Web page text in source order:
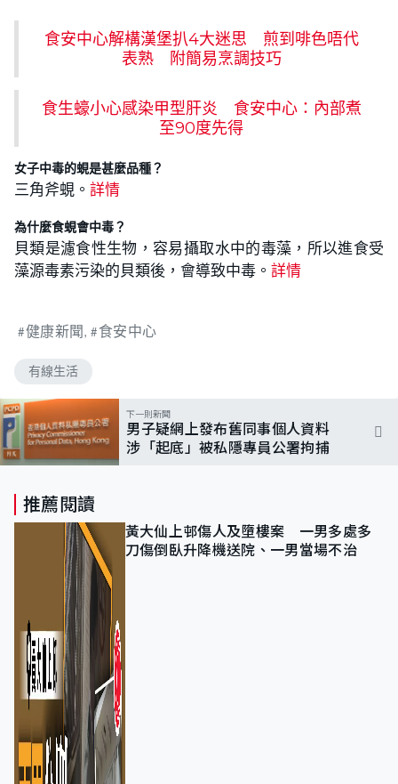
食安中心解構漢堡扒4大迷思 煎到啡色唔代
表熟 附簡易烹調技巧
食生蠔小心感染甲型肝炎 食安中心：內部煮
至90度先得
女子中毒的蜆是甚麼品種？
三角斧蜆。 詳情
為什麼食蜆會中毒？
貝類是濾食性生物，容易攝取水中的毒藻，所以進食受
藻源毒素污染的貝類後，會導致中毒。 詳情
健康新聞 食安中心
有線生活
下一則新聞
男子疑網上發布舊同事個人資料
涉「起底」被私隱專員公署拘捕
推薦閱讀
黃大仙上邨傷人及墮樓案 一男多處多
刀傷倒臥升降機送院、一男當場不治